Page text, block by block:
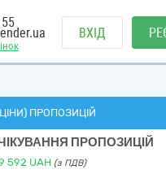
ВХІД
ПРОПОЗИЦІЙ
ПРОПОЗИЦІЙ
592 UAH (з ПДВ)